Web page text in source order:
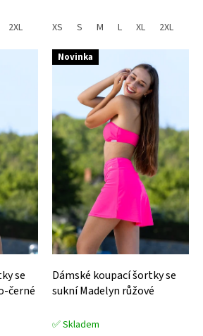
2XL XS S M L XL 2XL
se
černé
Novinka
Dámské koupací šortky se
sukní Madelyn růžové
✅ Skladem